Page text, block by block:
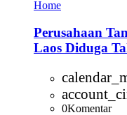
Home
Perusahaan
Laos Diduga
0Komentar